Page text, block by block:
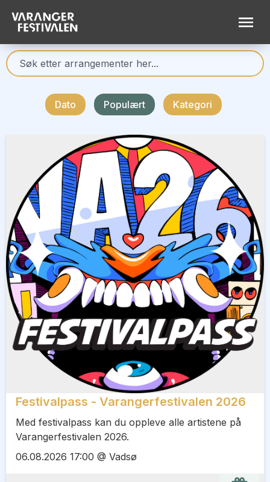
Dato Populært Kategori
Festivalpass - Varangerfestivalen 2026
Med festivalpass kan du oppleve alle artistene på
Varangerfestivalen 2026.
06.08.2026 17:00 @ Vadsø